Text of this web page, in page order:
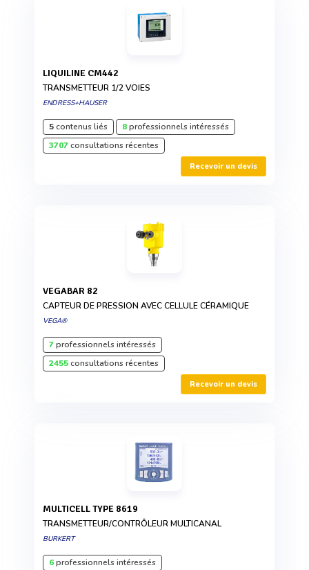
LIQUILINE CM442
TRANSMETTEUR 1/2 VOIES
ENDRESS+HAUSER
5contenus liés 8professionnels intéressés
3707consultations récentes
Recevoir un devis
VEGABAR 82
CAPTEUR DE PRESSION AVEC CELLULE CÉRAMIQUE
VEGA®
7professionnels intéressés
2455consultations récentes
Recevoir un devis
MULTICELL TYPE 8619
TRANSMETTEUR/CONTRÔLEUR MULTICANAL
BURKERT
6professionnels intéressés